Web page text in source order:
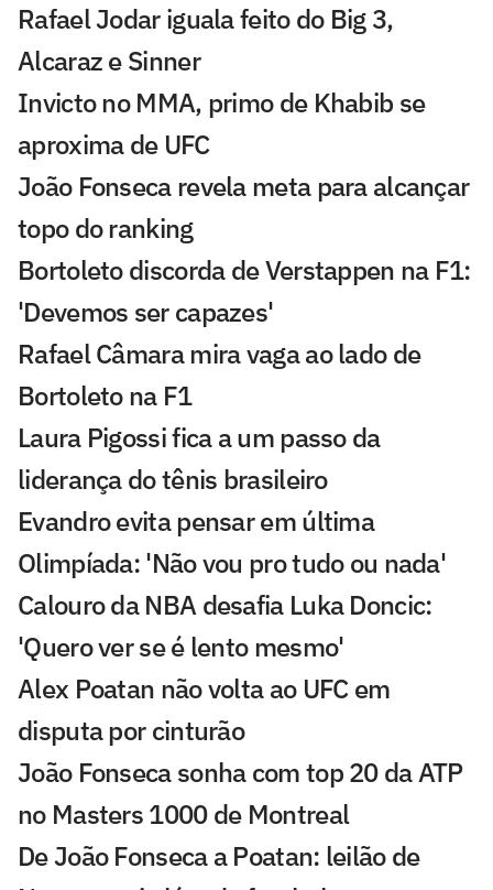
Rafael Jodar iguala feito do Big 3,
Alcaraz e Sinner
Invicto no MMA, primo de Khabib se
aproxima de UFC
João Fonseca revela meta para alcançar
topo do ranking
Bortoleto discorda de Verstappen na F1:
'Devemos ser capazes'
Rafael Câmara mira vaga ao lado de
Bortoleto na F1
Laura Pigossi fica a um passo da
liderança do tênis brasileiro
Evandro evita pensar em última
Olimpíada: 'Não vou pro tudo ou nada'
Calouro da NBA desafia Luka Doncic:
'Quero ver se é lento mesmo'
Alex Poatan não volta ao UFC em
disputa por cinturão
João Fonseca sonha com top 20 da ATP
no Masters 1000 de Montreal
De João Fonseca a Poatan: leilão de